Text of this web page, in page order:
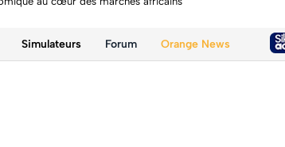
Simulateurs Forum Orange News